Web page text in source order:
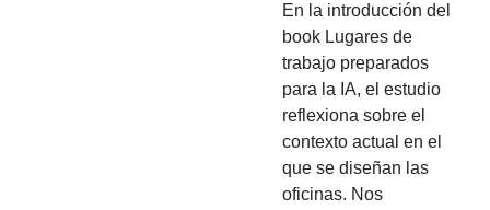
En la introducción del
book Lugares de
trabajo preparados
para la IA, el estudio
reflexiona sobre el
contexto actual en el
que se diseñan las
oficinas. Nos